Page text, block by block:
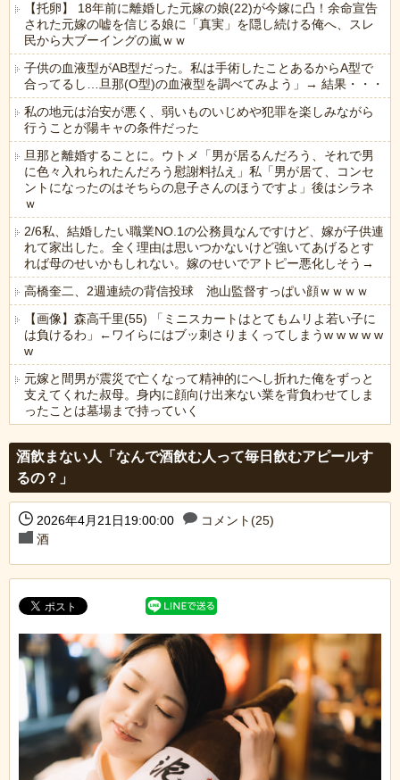
【托卵】 18年前に離婚した元嫁の娘(22)が今嫁に凸！余命宣告
された元嫁の嘘を信じる娘に「真実」を隠し続ける俺へ、スレ
民から大ブーイングの嵐ｗｗ
子供の血液型がAB型だった。私は手術したことあるからA型で
合ってるし…旦那(O型)の血液型を調べてみよう」→ 結果・・・
私の地元は治安が悪く、弱いものいじめや犯罪を楽しみながら
行うことが陽キャの条件だった
旦那と離婚することに。ウトメ「男が居るんだろう、それで男
に色々入れられたんだろう慰謝料払え」私「男が居て、コンセ
ントになったのはそちらの息子さんのほうですよ」後はシラネ
ｗ
2/6私、結婚したい職業NO.1の公務員なんですけど、嫁が子供連
れて家出した。全く理由は思いつかないけど強いてあげるとす
れば母のせいかもしれない。嫁のせいでアトピー悪化しそう→
高橋奎二、2週連続の背信投球 池山監督すっぱい顔ｗｗｗｗ
【画像】森高千里(55) 「ミニスカートはとてもムリよ若い子に
は負けるわ」←ワイらにはブッ刺さりまくってしまうw w w w w
w
元嫁と間男が震災で亡くなって精神的にへし折れた俺をずっと
支えてくれた叔母。身内に顔向け出来ない業を背負わせてしま
ったことは墓場まで持っていく
酒飲まない人「なんで酒飲む人って毎日飲むアピールす
るの？」
2026年4月21日19:00:00
コメント(25)
酒